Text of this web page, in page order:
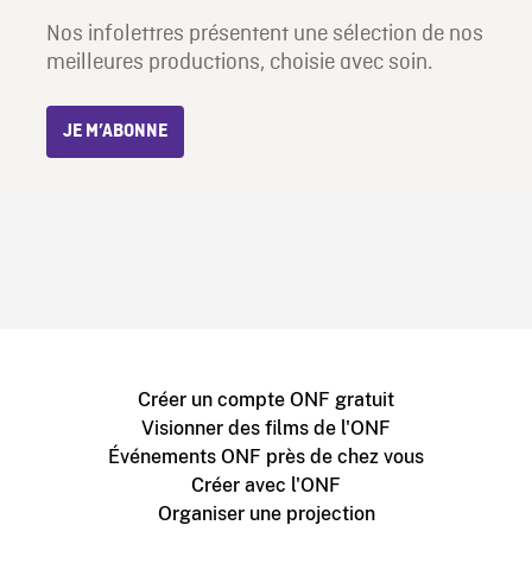
Nos infolettres présentent une sélection de nos
meilleures productions, choisie avec soin.
JE M’ABONNE
Créer un compte ONF gratuit
Visionner des films de l'ONF
Événements ONF près de chez vous
Créer avec l'ONF
Organiser une projection